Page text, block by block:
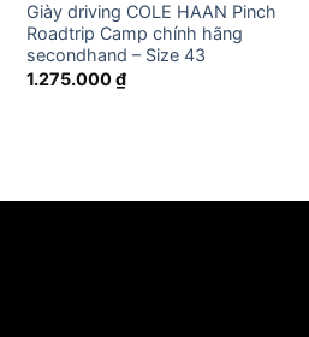
Giày driving COLE HAAN Pinch
Roadtrip Camp chính hãng
secondhand – Size 43
1.275.000₫